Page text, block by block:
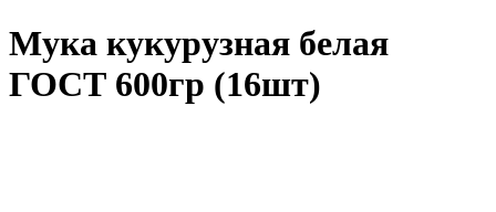
Мука кукурузная белая
ГОСТ 600гр (16шт)